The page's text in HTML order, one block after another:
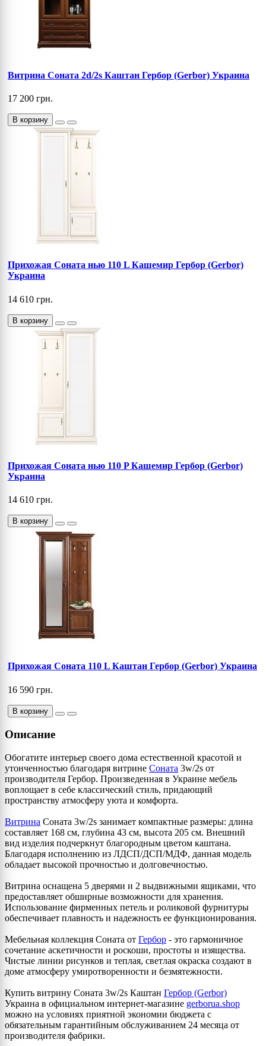
Витрина Соната 2d/2s Каштан Гербор (Gerbor) Украина
17 200 грн.
В корзину
Прихожая Соната нью 110 L Кашемир Гербор (Gerbor)
Украина
14 610 грн.
В корзину
Прихожая Соната нью 110 P Кашемир Гербор (Gerbor)
Украина
14 610 грн.
В корзину
Прихожая Соната 110 L Каштан Гербор (Gerbor) Украина
16 590 грн.
В корзину
Описание
Обогатите интерьер своего дома естественной красотой и
утонченностью благодаря витрине Соната 3w/2s от
производителя Гербор. Произведенная в Украине мебель
воплощает в себе классический стиль, придающий
пространству атмосферу уюта и комфорта.
Витрина Соната 3w/2s занимает компактные размеры: длина
составляет 168 см, глубина 43 см, высота 205 см. Внешний
вид изделия подчеркнут благородным цветом каштана.
Благодаря исполнению из ЛДСП/ДСП/МДФ, данная модель
обладает высокой прочностью и долговечностью.
Витрина оснащена 5 дверями и 2 выдвижными ящиками, что
предоставляет обширные возможности для хранения.
Использование фирменных петель и роликовой фурнитуры
обеспечивает плавность и надежность ее функционирования.
Мебельная коллекция Соната от Гербор - это гармоничное
сочетание аскетичности и роскоши, простоты и изящества.
Чистые линии рисунков и теплая, светлая окраска создают в
доме атмосферу умиротворенности и безмятежности.
Купить витрину Соната 3w/2s Каштан Гербор (Gerbor)
Украина в официальном интернет-магазине gerborua.shop
можно на условиях приятной экономии бюджета с
обязательным гарантийным обслуживанием 24 месяца от
производителя фабрики.